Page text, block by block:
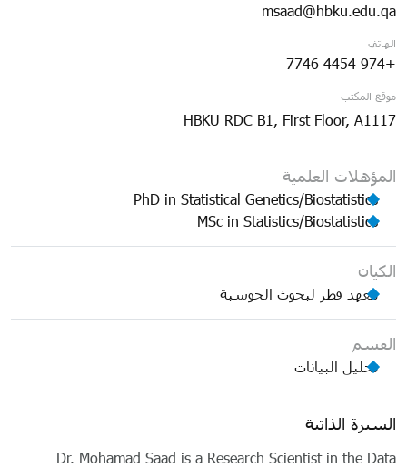
msaad@hbku.edu.qa
الهاتف
+974 4454 7746
موقع المكتب
HBKU RDC B1, First Floor, A1117
المؤهلات العلمية
PhD in Statistical Genetics/Biostatistics
MSc in Statistics/Biostatistics
الكيان
معهد قطر لبحوث الحوسبة
القسم
تحليل البيانات
السيرة الذاتية
Dr. Mohamad Saad is a Research Scientist in the Data